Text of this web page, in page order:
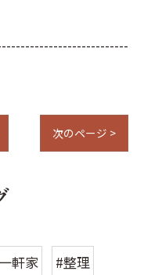
次のページ >
軒家 #整理